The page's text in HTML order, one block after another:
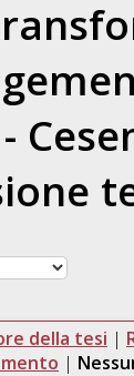
della tesi |
|